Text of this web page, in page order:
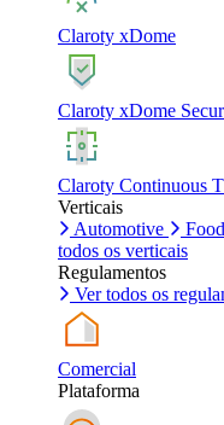
Claroty xDome
Claroty xDome
Claroty Continuous
Verticais
Automotive
todos os verticais
Regulamentos
Ver todos os
Comercial
Plataforma